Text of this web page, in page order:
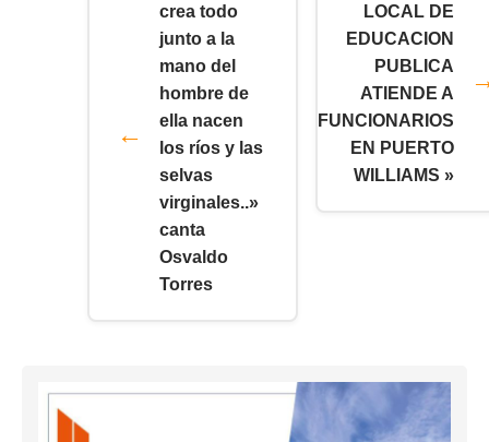
crea todo
junto a la
mano del
hombre de
ella nacen
los ríos y las
selvas
virginales..»
canta
Osvaldo
Torres
LOCAL DE
EDUCACION
PUBLICA
ATIENDE A
FUNCIONARIOS
EN PUERTO
WILLIAMS »